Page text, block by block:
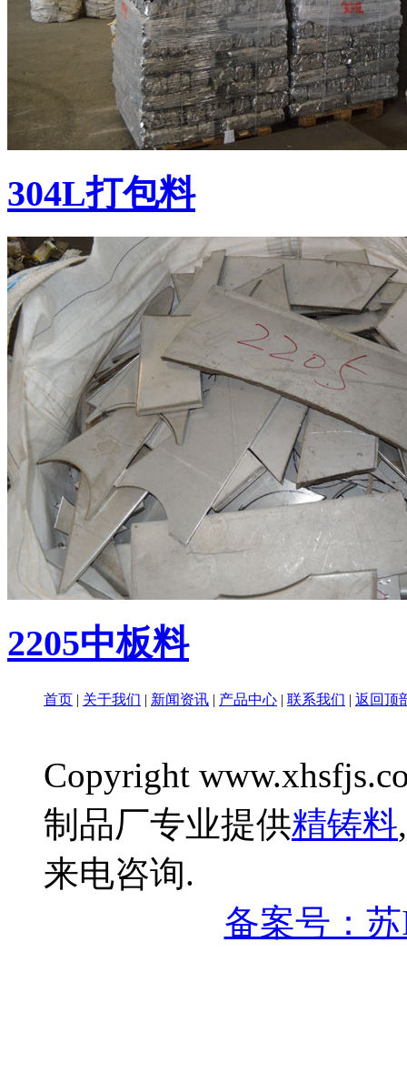
304L打包料
2205中板料
首页 | 关于我们 | 新闻资讯 | 产品中心 | 联系我们 | 返回顶
Copyright
制品厂专业提供精铸料,
来电咨询.
备案号：苏